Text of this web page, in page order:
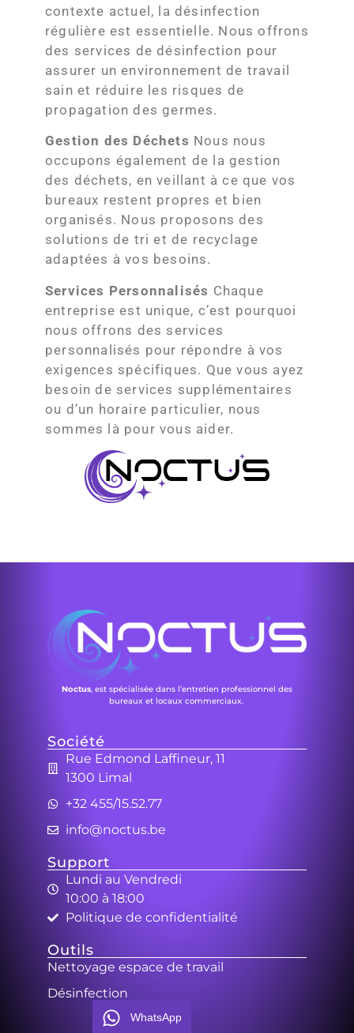
contexte actuel, la désinfection
régulière est essentielle. Nous offrons
des services de désinfection pour
assurer un environnement de travail
sain et réduire les risques de
propagation des germes.
Gestion des Déchets Nous nous
occupons également de la gestion
des déchets, en veillant à ce que vos
bureaux restent propres et bien
organisés. Nous proposons des
solutions de tri et de recyclage
adaptées à vos besoins.
Services Personnalisés Chaque
entreprise est unique, c’est pourquoi
nous offrons des services
personnalisés pour répondre à vos
exigences spécifiques. Que vous ayez
besoin de services supplémentaires
ou d’un horaire particulier, nous
sommes là pour vous aider.
Noctus, est spécialisée dans l’entretien professionnel des
bureaux et locaux commerciaux.
Société
Rue Edmond Laffineur, 11
1300 Limal
+32 455/15.52.77
info@noctus.be
Support
Lundi au Vendredi
10:00 à 18:00
Politique de confidentialité
Outils
Nettoyage espace de travail
Désinfection
WhatsApp